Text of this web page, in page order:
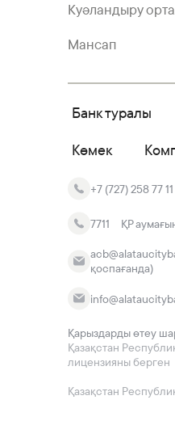
Куәландыру
Мансап
Банк туралы
Көмек
+7 (727) 258 77 11
7711 ҚР
қоспағанда)
Қазақстан
лицензияны берген
Қазақстан
Қарыздарды өтеу